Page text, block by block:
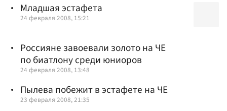
Младшая эстафета
24 февраля 2008, 15:21
Россияне завоевали золото на ЧЕ
по биатлону среди юниоров
24 февраля 2008, 13:48
Пылева побежит в эстафете на ЧЕ
23 февраля 2008, 21:35